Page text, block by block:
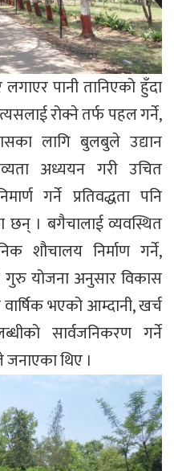
पानी तानिएको हुँदा
रोक्ने तर्फ पहल गर्ने,
लागि बुलबुले उद्यान
अध्ययन गरी उचित
गर्ने प्रतिवद्धता पनि
छन् । बगैचालाई व्यवस्थित
शौचालय निर्माण गर्ने,
गुरु योजना अनुसार विकास
भएको आम्दानी, खर्च
सार्वजनिकरण गर्ने
थिए ।